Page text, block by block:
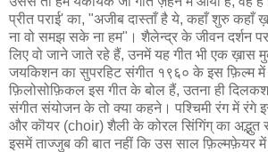
प्रीत पराई' का, "अजीब दास्ताँ है ये, कहाँ शुरु कहाँ
ना वो समझ सके ना हम"। शैलेन्द्र के जीवन दर्शन
लिए वो जाने जाते रहे हैं, उनमें यह गीत भी एक ख़ास
जयकिशन का सुपरहिट संगीत १९६० के इस फ़िल्म में
फ़िलोसोफ़िकल इस गीत के बोल हैं, उतना ही
संगीत संयोजन के तो क्या कहने। पश्चिमी रंग में रंगे
और कॊयर (choir) शैली के कोरल सिंगिंग् का अद्भुत
इसमें ताज्जुब की बात नहीं कि उस साल फ़िल्मफ़ेयर में